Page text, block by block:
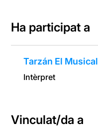
Ha participat a
Tarzán El Musical
Intèrpret
Vinculat/da a